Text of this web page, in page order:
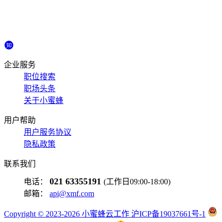
企业服务
职位搜索
职场头条
关于小蜜蜂
用户帮助
用户服务协议
隐私政策
联系我们
电话： 021 63355191 (工作日09:00-18:00)
邮箱： api@xmf.com
Copyright © 2023-2026 小蜜蜂云工作 沪ICP备19037661号-1